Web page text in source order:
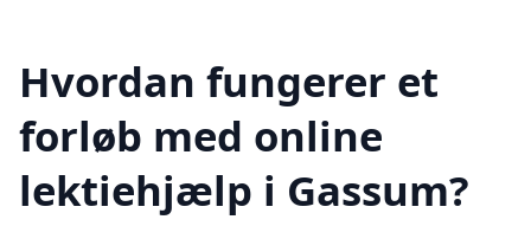
Hvordan fungerer et
forløb med online
lektiehjælp i Gassum?